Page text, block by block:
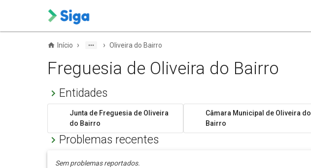
Início › › Oliveira do Bairro
Freguesia de Oliveira do Bairro
Entidades
Junta de Freguesia de Oliveira
do Bairro
Câmara Municipal de Oliveira do
Bairro
Problemas recentes
Sem problemas reportados.